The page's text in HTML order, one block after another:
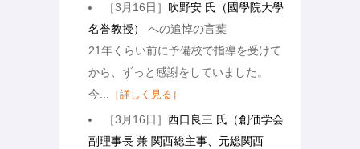
［3月16日］ 吹野安 氏（國學院大學
名誉教授）
への追悼の言葉
21年くらい前に予備校で指導を受けて
から、ずっと感謝をしていました。
今...
［詳しく見る］
［3月16日］西口良三 氏（創価学会
副理事長 兼 関西総主事、元総関西